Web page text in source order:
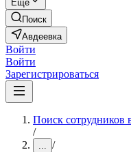
Ещё
Поиск
Авдеевка
Войти
Войти
Зарегистрироваться
Поиск сотрудников
/
... /